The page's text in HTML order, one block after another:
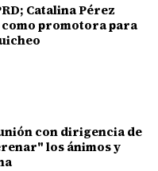
Catalina Pérez
promotora para
con dirigencia de
los ánimos y